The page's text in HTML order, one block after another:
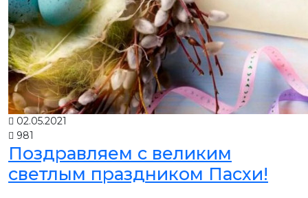
02.05.2021
981
Поздравляем с великим
светлым праздником Пасхи!